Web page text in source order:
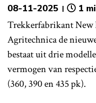
08-11-2025 1
Trekkerfabrikant New
Agritechnica de
bestaat uit drie
vermogen van
(360, 390 en 435 pk).